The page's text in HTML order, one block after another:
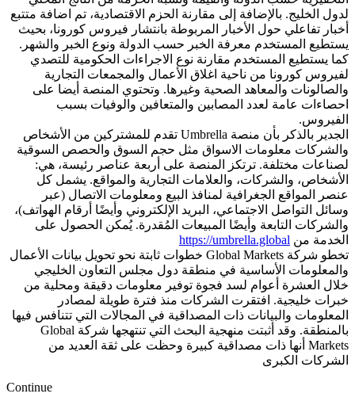
لدول الخليج. بالإضافة إلى مقارنة الحزم الاقتصادية، تم اضافة متتبع
أخبار تفاعلي حول الأخبار المربوطة بانتشار فيروس كورونا، بحيث
يستطيع المستخدم معرفة الخبر حسب الدولة ونوع الخبر والشهر.
كما يستطيع المستخدم مقارنة نوع الاجراءات الحكومية للتصدي
لفيروس كورونا من ناحية اغلاق الأعمال والمجمعات التجارية
والصالونات والمعاهد الصحية وغيرها. وتحتوي المنصة أيضا على
احصاءات عامة لعدد المصابين والمتعافين والوفيات بسبب
الفيروس.
الجدير بالذكر بأن منصة Umbrella تقدم للمشتركين من الأشخاص
والشركات معلومات الاسواق مثل حجم السوق والحصص السوقية
لصناعات مختلفة. ترتكز المنصة على أربعة عناصر رئيسة، هي:
الأشخاص، والشركات، والعلامات التجارية والمواقع. يشمل كل
عنصر المواقع الجغرافية لمنافذ البيع ومعلومات الاتصال (عبر
وسائل التواصل الاجتماعي، البريد الإلكتروني وأيضًا أرقام الهواتف)،
والشركات التابعة وأيضًا المبيعات المُقدرة. يُمكن الحصول على
الخدمة من https://umbrella.global
تخطو شركة Global Markets خطوات ثابتة نحو تحويل بيانات الأعمال
والمعلومات الأساسية في منطقة دول مجلس التعاون الخليجي
خلال العشرة أعوام لسد فجوة توفير معلومات دقيقة ومحلية من
خبرات خليجية. افتقرت الشركات منذ فترة طويلة لمصادر
المعلومات والبيانات ذات المصداقية في المجالات التي تتنافس فيها
بالمنطقة. وقد أثبتت منهجية البحث التي تنتهجها شركة Global
Markets أنها ذات مصداقية كبيرة وحظت على ثقة العديد من
الشركات الكبرى
Continue